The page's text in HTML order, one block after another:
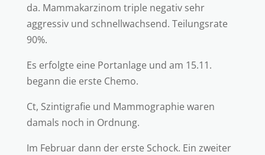
da. Mammakarzinom triple negativ sehr
aggressiv und schnellwachsend. Teilungsrate
90%.
Es erfolgte eine Portanlage und am 15.11.
begann die erste Chemo.
Ct, Szintigrafie und Mammographie waren
damals noch in Ordnung.
Im Februar dann der erste Schock. Ein zweiter